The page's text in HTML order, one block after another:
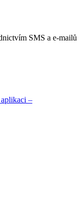
SMS a e-mailů
–